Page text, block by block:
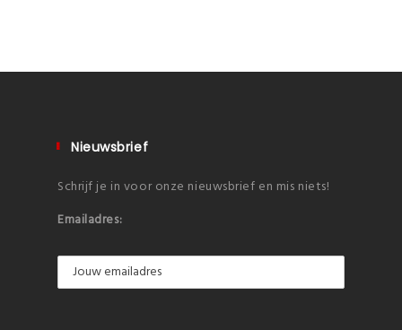
Nieuwsbrief
Schrijf je in voor onze nieuwsbrief en mis niets!
Emailadres: